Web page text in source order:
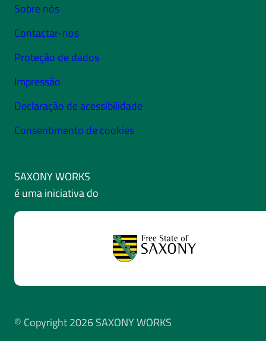
Sobre nós
Contactar-nos
Proteção de dados
Impressão
Declaração de acessibilidade
Consentimento de cookies
SAXONY WORKS
é uma iniciativa do
© Copyright 2026 SAXONY WORKS